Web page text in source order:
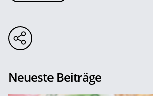
Neueste Beiträge